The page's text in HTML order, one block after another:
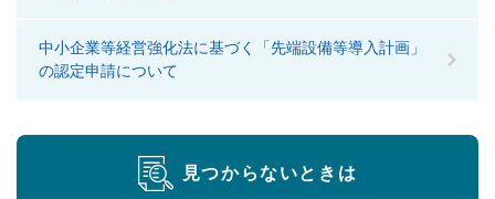
中小企業等経営強化法に基づく「先端設備等導入計画」
の認定申請について
見つからないときは